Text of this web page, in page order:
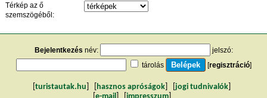
Térkép az ő
szemszögéből:
Bejelentkezés név:
jelszó:
tárolás
[regisztráció]
turistautak.hu hasznos apróságok jogi tudnivalók
e-mail impresszum]